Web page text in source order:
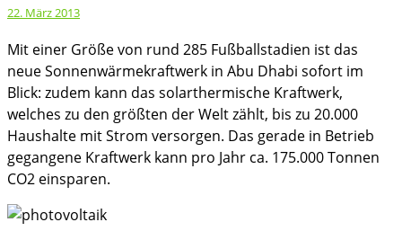
Dhabi
Betrieb
genommen
22. März 2013
Mit einer Größe von rund 285 Fußballstadien ist das
neue Sonnenwärmekraftwerk in Abu Dhabi sofort im
Blick: zudem kann das solarthermische Kraftwerk,
welches zu den größten der Welt zählt, bis zu 20.000
Haushalte mit Strom versorgen. Das gerade in Betrieb
gegangene Kraftwerk kann pro Jahr ca. 175.000 Tonnen
CO2 einsparen.